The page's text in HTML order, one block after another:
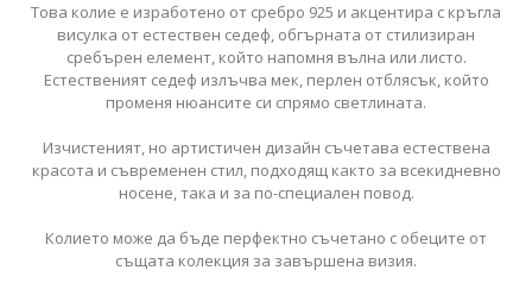
Това колие е изработено от сребро 925 и акцентира с кръгла
висулка от естествен седеф, обгърната от стилизиран
сребърен елемент, който напомня вълна или листо.
Естественият седеф излъчва мек, перлен отблясък, който
променя нюансите си спрямо светлината.
Изчистеният, но артистичен дизайн съчетава естествена
красота и съвременен стил, подходящ както за всекидневно
носене, така и за по-специален повод.
Колието може да бъде перфектно съчетано с обеците от
същата колекция за завършена визия.